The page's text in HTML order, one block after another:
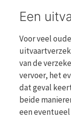
Een
Voor veel
van de
vervoer, het
dat geval
beide
een